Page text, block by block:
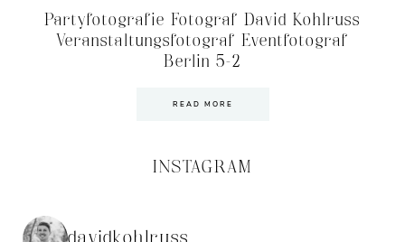
Partyfotografie Fotograf David Kohlruss
Veranstaltungsfotograf Eventfotograf
Berlin 5-2
READ MORE
INSTAGRAM
davidkohlruss